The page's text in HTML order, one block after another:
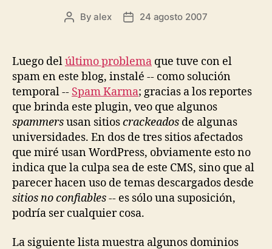
PostByalex
Post24 agosto 2007
Luego delúltimo problema que tuve con el
spam en este blog, instalé -- como solución
temporal -- Spam Karma; gracias a los reportes
que brinda este plugin, veo que algunos
spammersusan sitioscrackeados de algunas
universidades. En dos de tres sitios afectados
que miré usan WordPress, obviamente esto no
indica que la culpa sea de este CMS, sino que al
parecer hacen uso de temas descargados desde
sitios no confiables-- es sólo una suposición,
podría ser cualquier cosa.
La siguiente lista muestra algunos dominios